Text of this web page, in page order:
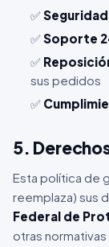
✅
✅Soporte
✅
sus pedidos
✅
5.
Esta política de
reemplaza) sus
Federal de
otras normativas